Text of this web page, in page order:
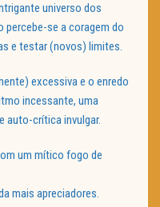
universo dos
se a coragem do
e testar (novos) limites.
excessiva e o enredo
incessante, uma
auto-crítica invulgar.
um mítico fogo de
mais apreciadores.